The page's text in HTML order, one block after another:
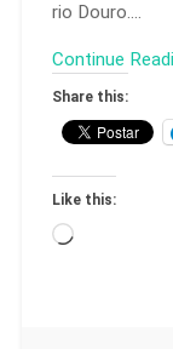
rio Douro….
Continue
Share this:
Like this: